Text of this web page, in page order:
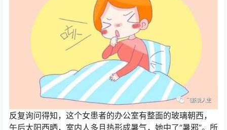
反复询问得知，这个女患者的办公室有整面的玻璃朝西，
午后太阳西晒，室内人多且热形成暑气，她中了“暑邪”。所